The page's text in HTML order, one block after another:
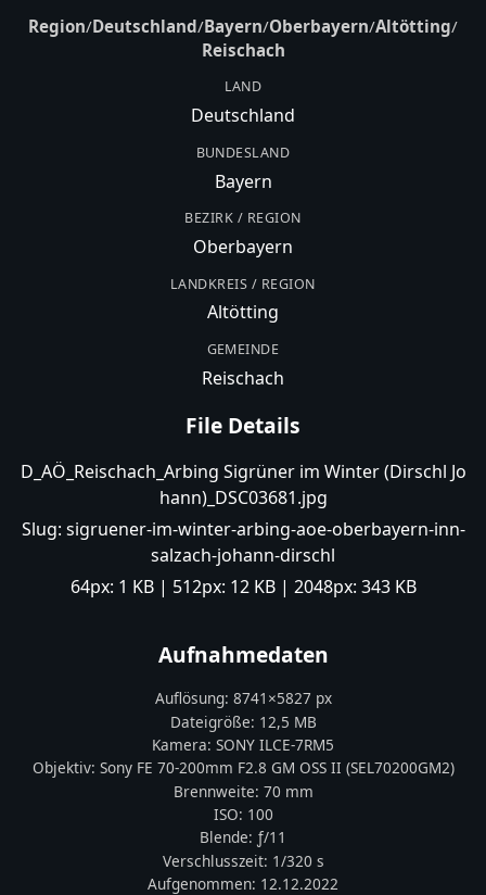
Region/Deutschland/Bayern/Oberbayern/Altötting/
Reischach
LAND
Deutschland
BUNDESLAND
Bayern
BEZIRK / REGION
Oberbayern
LANDKREIS / REGION
Altötting
GEMEINDE
Reischach
File Details
D_AÖ_Reischach_Arbing Sigrüner im Winter (Dirschl Jo
hann)_DSC03681.jpg
Slug: sigruener-im-winter-arbing-aoe-oberbayern-inn-
salzach-johann-dirschl
64px: 1 KB| 512px: 12 KB| 2048px: 343 KB
Aufnahmedaten
Auflösung: 8741 ×5827 px
Dateigröße: 12,5 MB
Kamera: SONY ILCE-7RM5
Objektiv: Sony FE 70-200mm F2.8 GM OSS II (SEL70200GM2)
Brennweite: 70 mm
ISO: 100
Blende: ƒ/11
Verschlusszeit: 1/320 s
Aufgenommen: 12.12.2022